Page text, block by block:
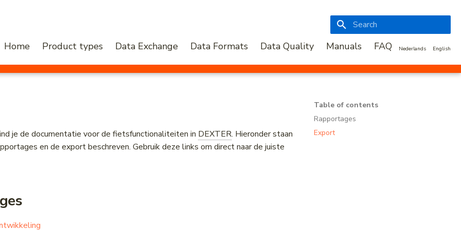
Initializing search
Home Product types Data Exchange Data Formats Data Quality Manuals FAQ Nederlands English
Table of contents
Rapportages
Export
je de documentatie voor de fietsfunctionaliteiten in DEXTER. Hieronder staan
en de export beschreven. Gebruik deze links om direct naar de juiste